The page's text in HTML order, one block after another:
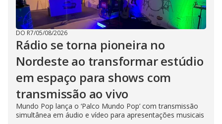
DO R7/05/08/2026
Rádio se torna pioneira no
Nordeste ao transformar estúdio
em espaço para shows com
transmissão ao vivo
Mundo Pop lança o ‘Palco Mundo Pop’ com transmissão
simultânea em áudio e vídeo para apresentações musicais